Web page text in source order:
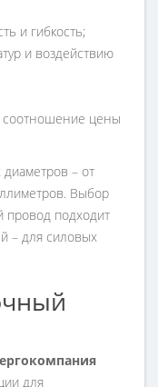
и гибкость;
и воздействию
соотношение цены
– от
Выбор
провод подходит
– для силовых
для